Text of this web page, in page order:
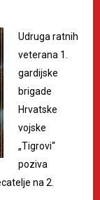
Udruga ratnih
veterana 1.
gardijske
brigade
Hrvatske
vojske
„Tigrovi“
poziva
na 2.